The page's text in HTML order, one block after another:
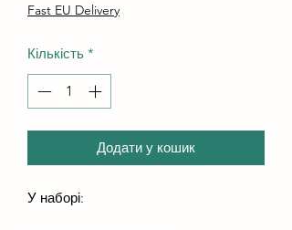
Fast EU Delivery
Кількість *
Додати у кошик
У наборі: